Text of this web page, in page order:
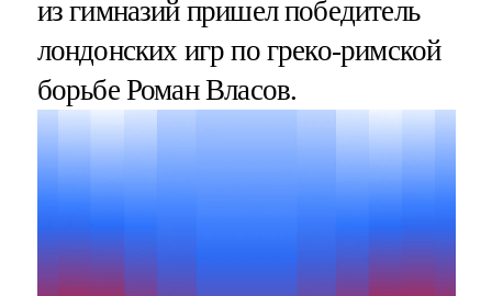
из гимназий пришел победитель
лондонских игр по греко-римской
борьбе Роман Власов.